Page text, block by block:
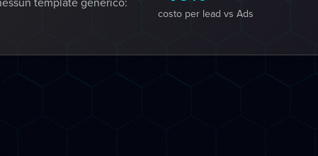
costo per lead vs Ads